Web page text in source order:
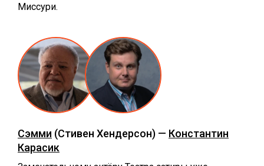
Миссури.
Сэмми (Стивен Хендерсон) — Константин
Карасик